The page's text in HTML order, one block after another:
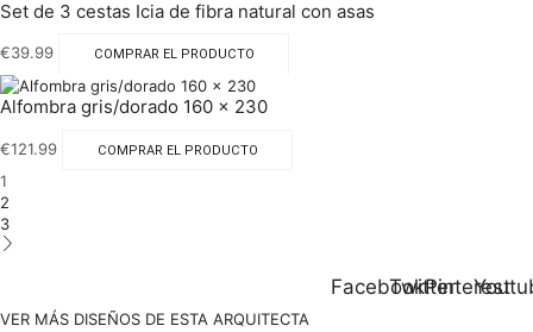
Set de 3 cestas Icia de fibra natural con asas
€39.99 COMPRAR EL PRODUCTO
Alfombra gris/dorado 160 x 230
€121.99 COMPRAR EL PRODUCTO
1
2
3
FacebookTwitterPinterest
VER MÁS DISEÑOS DE ESTA ARQUITECTA